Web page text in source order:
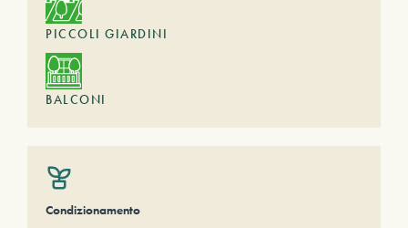
PICCOLI GIARDINI
BALCONI
Condizionamento